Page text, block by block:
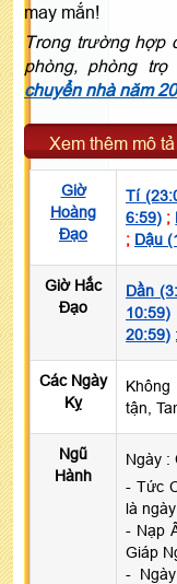
may mắn!
Trong trường hợp
phòng, phòng
chuyển nhà năm
Xem thêm mô tả
Giờ
Hoàng
Đạo
Tí
6:59) ;
; Dậu
Giờ Hắc
Đạo
Dần
10:59)
20:59) ;
Các Ngày
Kỵ
tận,
Ngũ
Hành
Ngày :
- Tức
là
- Nạp
Giáp
-